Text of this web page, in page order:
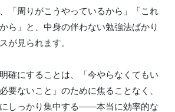
「周りがこうやっているから」「これ
ら」と、中身の伴わない勉強法ばかり
が見られます。
確にすることは、「今やらなくてもい
要ないこと」のために焦ることなく、
にしっかり集中する——本当に効率的な